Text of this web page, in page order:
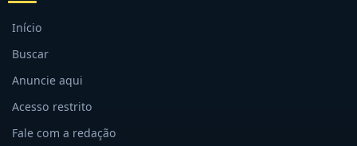
Início
Buscar
Anuncie aqui
Acesso restrito
Fale com a redação